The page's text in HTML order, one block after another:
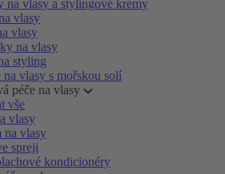
na vlasy a stylingové krémy
vlasy
vlasy
na vlasy
styling
na vlasy s mořskou solí
péče na vlasy
vše
vlasy
na vlasy
spreji
kondicionéry